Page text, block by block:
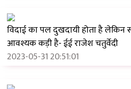
विदाई का पल दुखदायी होता है
आवश्यक कड़ी है- ईई राजेश चतुर्वेदी
2023-05-31 20:51:01